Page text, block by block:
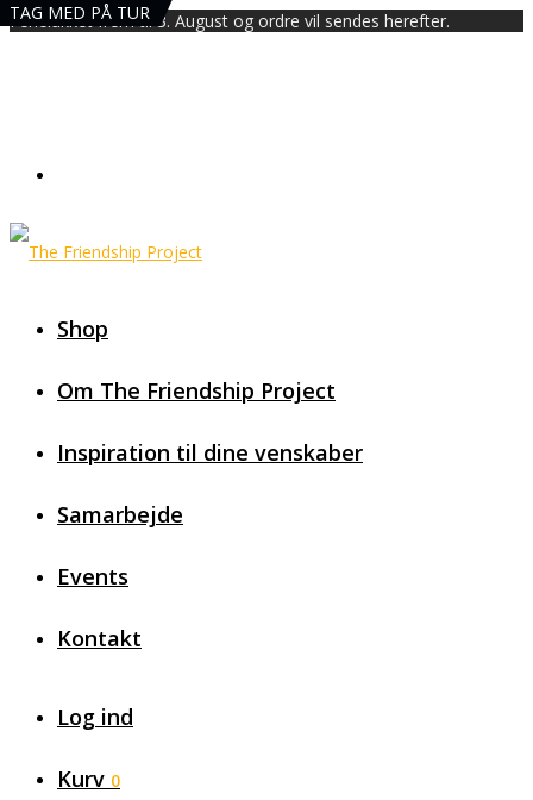
Ferielukket frem til 3. August og ordre vil sendes herefter.
Shop
Om The Friendship Project
Inspiration til dine venskaber
Samarbejde
Events
Kontakt
Log ind
Kurv 0
TAG MED PÅ TUR